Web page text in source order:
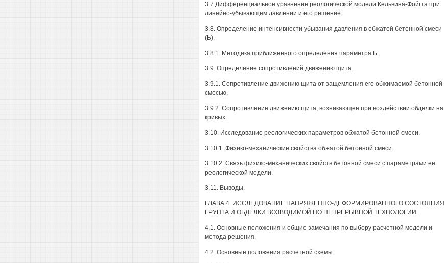
3.7 Дифференциальное уравнение реологической модели Кельвина-Фойгта при
линейно-убывающем давлении и его решение.
3.8. Определение интенсивности убывания давления в обжатой бетонной смеси
(Ь).
3.8.1. Методика приближенного определения параметра Ь.
3.9. Определение сопротивлений движению щита.
3.9.1. Сопротивление движению щита от защемления его обжимаемой бетонной
смесью.
3.9.2. Сопротивление движению щита, возникающее при воздействии обделки на
кривых.
3.10. Исследование реологических параметров обжатой бетонной смеси.
3.10.1. Физико-механические свойства обжатой бетонной смеси.
3.10.2. Связь физико-механических свойств бетонной смеси с параметрами ее
реологической модели.
3.11. Выводы.
ГЛАВА 4. ИССЛЕДОВАНИЕ НАПРЯЖЕННО-ДЕФОРМИРОВАННОГО СОСТОЯНИЯ
ГРУНТА И ОБДЕЛКИ ВОЗВОДИМОЙ ПО НЕПРЕРЫВНОЙ ТЕХНОЛОГИИ.
4.1. Основные положения и общие замечания по выбору расчетной модели и
метода решения.
4.2. Основные положения расчетной схемы.